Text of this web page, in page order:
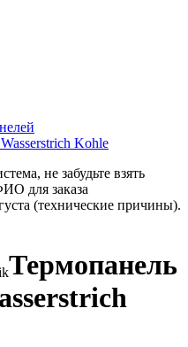
Kohle
не забудьте взять
для заказа
(технические причины).
Термопанель